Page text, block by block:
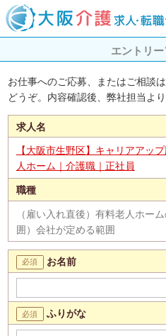
エントリ
お仕事へのご応募、またはご相談
どうぞ。内容確認後、弊社担当よ
求人名
【大阪市生野区】キャリアアッ
人ホーム｜介護職｜正社員
職種
（雇い入れ直後）有料老人ホー
囲）会社が定める範囲
お名前
ふりがな